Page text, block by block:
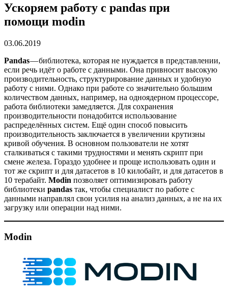
Ускоряем работу с pandas при
помощи modin
03.06.2019
Pandas— библиотека, которая не нуждается в представлении,
если речь идёт о работе с данными. Она привносит высокую
производительность, структурирование данных и удобную
работу с ними. Однако при работе со значительно большим
количеством данных, например, на одноядерном процессоре,
работа библиотеки замедляется. Для сохранения
производительности понадобится использование
распределённых систем. Ещё один способ повысить
производительность заключается в увеличении крутизны
кривой обучения. В основном пользователи не хотят
сталкиваться с такими трудностями и менять скрипт при
смене железа. Гораздо удобнее и проще использовать один и
тот же скрипт и для датасетов в 10 килобайт, и для датасетов в
10 терабайт. Modin позволяет оптимизировать работу
библиотеки pandas так, чтобы специалист по работе с
данными направлял свои усилия на анализ данных, а не на их
загрузку или операции над ними.
Modin